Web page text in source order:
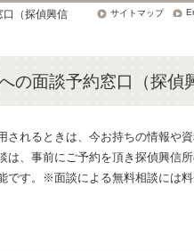
の面談予約窓口（探偵
されるときは、今お持ちの情報や
、事前にご予約を頂き探偵興信
です。※面談による無料相談には料
口（探偵興信
サイトマップ